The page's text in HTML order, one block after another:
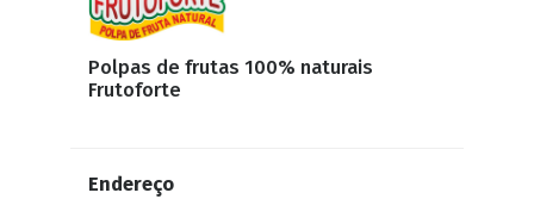
Polpas de frutas 100% naturais
Frutoforte
Endereço